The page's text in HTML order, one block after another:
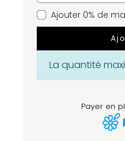
Ajouter 0% de
La quantité
Payer en